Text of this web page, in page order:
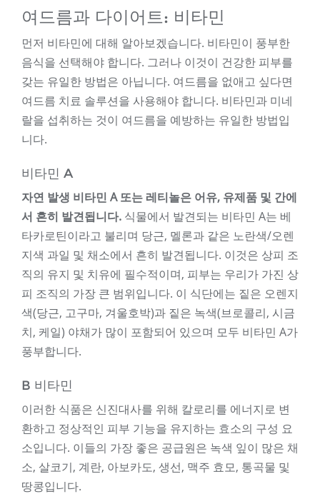
여드름과 다이어트: 비타민
먼저 비타민에 대해 알아보겠습니다. 비타민이 풍부한
음식을 선택해야 합니다. 그러나 이것이 건강한 피부를
갖는 유일한 방법은 아닙니다. 여드름을 없애고 싶다면
여드름 치료 솔루션을 사용해야 합니다. 비타민과 미네
랄을 섭취하는 것이 여드름을 예방하는 유일한 방법입
니다.
비타민 A
자연 발생 비타민 A 또는 레티놀은 어유, 유제품 및 간에
서 흔히 발견됩니다. 식물에서 발견되는 비타민 A는 베
타카로틴이라고 불리며 당근, 멜론과 같은 노란색/오렌
지색 과일 및 채소에서 흔히 발견됩니다. 이것은 상피 조
직의 유지 및 치유에 필수적이며, 피부는 우리가 가진 상
피 조직의 가장 큰 범위입니다. 이 식단에는 짙은 오렌지
색(당근, 고구마, 겨울호박)과 짙은 녹색(브로콜리, 시금
치, 케일) 야채가 많이 포함되어 있으며 모두 비타민 A가
풍부합니다.
B 비타민
이러한 식품은 신진대사를 위해 칼로리를 에너지로 변
환하고 정상적인 피부 기능을 유지하는 효소의 구성 요
소입니다. 이들의 가장 좋은 공급원은 녹색 잎이 많은 채
소, 살코기, 계란, 아보카도, 생선, 맥주 효모, 통곡물 및
땅콩입니다.